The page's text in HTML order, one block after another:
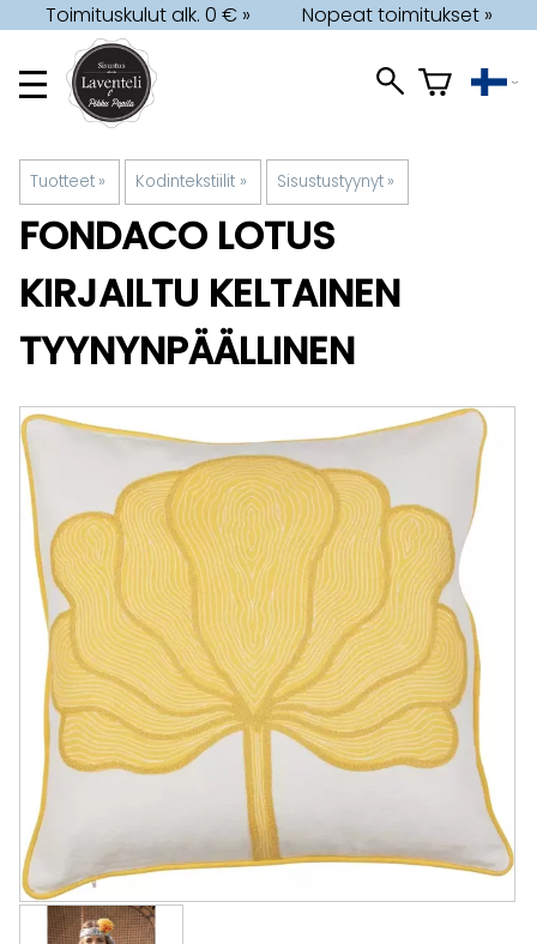
Toimituskulut alk. 0 € » Nopeat toimitukset »
Tuotteet ‪» Kodintekstiilit ‪» Sisustustyynyt ‪»
FONDACO LOTUS
KIRJAILTU KELTAINEN
TYYNYNPÄÄLLINEN